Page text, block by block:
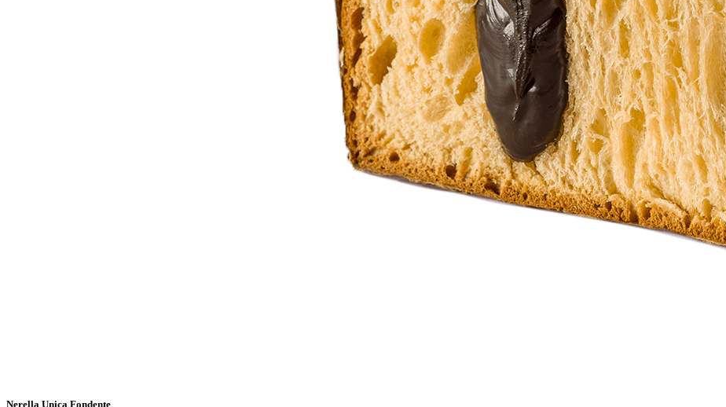
Nerella Unica Fondente